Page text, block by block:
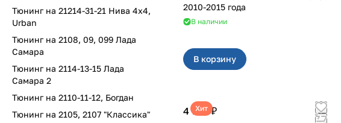
2010-2015 года
В наличии
В корзину
Хит
4 700 ₽
Тюнинг на 21214-31-21 Нива 4х4,
Urban
Тюнинг на 2108, 09, 099 Лада
Самара
Тюнинг на 2114-13-15 Лада
Самара 2
Тюнинг на 2110-11-12, Богдан
Тюнинг на 2105, 2107 "Классика"